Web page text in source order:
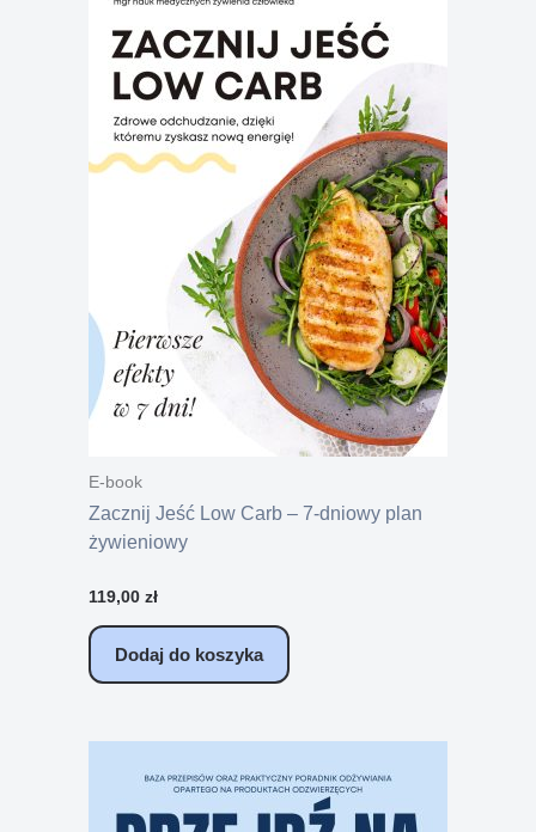
E-book
Zacznij Jeść Low Carb – 7-dniowy plan
żywieniowy
119,00 zł
Dodaj do koszyka